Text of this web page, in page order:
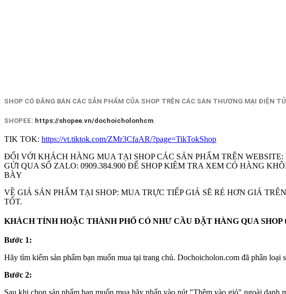
SHOP CÓ ĐĂNG BÁN CÁC SẢN PHẨM CỦA SHOP TRÊN CÁC SÀN THƯƠNG MẠI ĐIỆN
SHOPEE: https://shopee.vn/dochoicholonhcm
TIK TOK: https://vt.tiktok.com/ZMr3CfaAR/?page=TikTokShop
ĐỐI VỚI KHÁCH HÀNG MUA TẠI SHOP CÁC SẢN PHẨM TRÊN
GỬI QUA SỐ ZALO: 0909.384.900 ĐỂ SHOP KIÊM TRA XEM CÓ HÀNG
BÀY
VỀ GIÁ SẢN PHẨM TẠI SHOP: MUA TRỰC TIẾP GIÁ SẼ RẺ HƠN GIÁ
TỐT.
KHÁCH TỈNH HOẶC THÀNH PHỐ CÓ NHƯ CẦU ĐẶT HÀNG QUA SHOP
Bước 1:
Hãy tìm kiếm sản phẩm bạn muốn mua tại trang chủ. Dochoicholon.com đã phân
Bước 2:
Sau khi chọn sản phẩm bạn muốn mua hãy nhấn vào nút "Thêm vào giỏ" ngoài danh